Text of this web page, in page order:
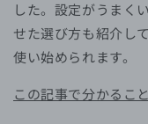
した。設定がうまく
せた選び方も紹介し
使い始められます。
この記事で分かること